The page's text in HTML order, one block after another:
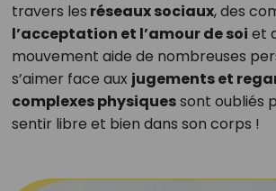
travers les réseaux sociaux, des
l’acceptation et l’amour de soi et
mouvement aide de nombreuses
s’aimer face aux jugements et
complexes physiquessont oubliés
sentir libre et bien dans son corps !